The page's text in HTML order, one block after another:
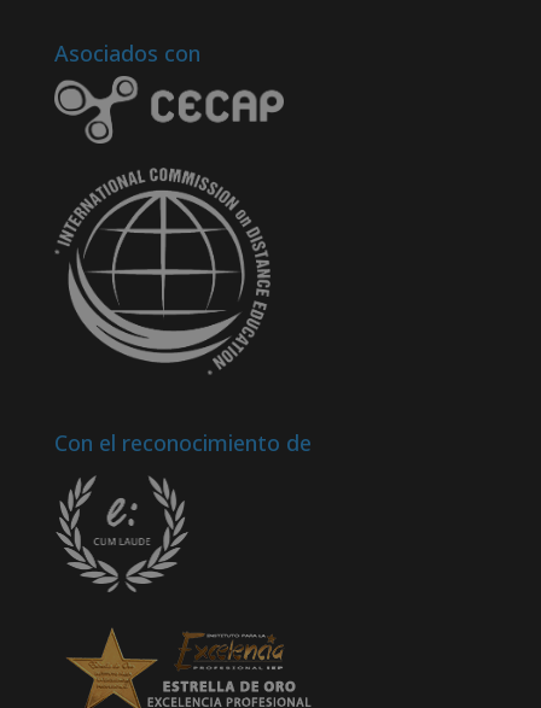
Asociados con
Con el reconocimiento de